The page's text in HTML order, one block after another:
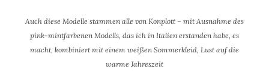
Auch diese Modelle stammen alle von Konplott – mit Ausnahme des
pink-mintfarbenen Modells, das ich in Italien erstanden habe, es
macht, kombiniert mit einem weißen Sommerkleid, Lust auf die
warme Jahreszeit